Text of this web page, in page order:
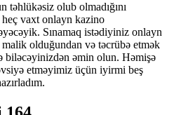
təhlükəsiz olub olmadığını
heç vaxt onlayn kazino
Sınamaq istədiyiniz onlayn
olduğundan və təcrübə etmək
biləcəyinizdən əmin olun. Həmişə
etməyimiz üçün iyirmi beş